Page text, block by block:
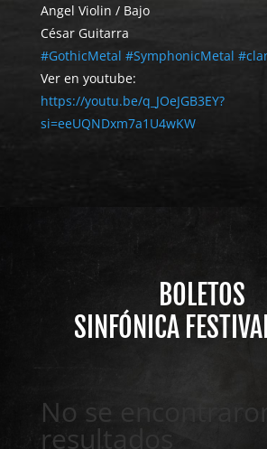
Angel Violin / Bajo
César Guitarra
#GothicMetal #SymphonicMetal
Ver en youtube:
https://youtu.be/q_JOeJGB3EY?
si=eeUQNDxm7a1U4wKW
BOLETOS
SINFÓNICA
No se
resultados